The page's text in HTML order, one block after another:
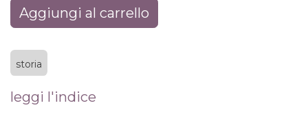
Aggiungi al carrello
storia
leggi l'indice